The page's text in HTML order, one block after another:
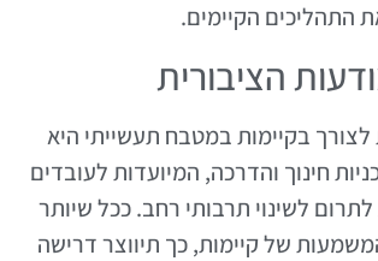
התהליכים הקיימים.
הציבורית
בקיימות במטבח תעשייתי היא
חינוך והדרכה, המיועדות לעובדים
לתרום לשינוי תרבותי רחב. ככל שיותר
של קיימות, כך תיווצר דרישה